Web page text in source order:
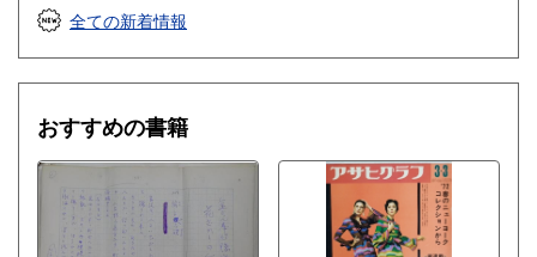
全ての新着情報
おすすめの書籍